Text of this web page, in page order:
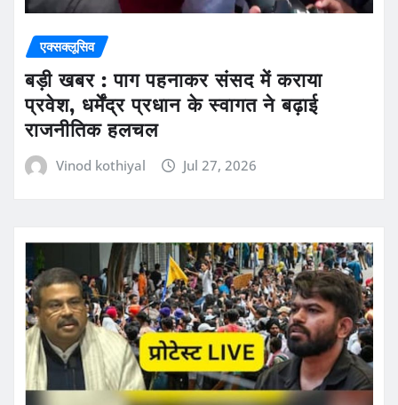
एक्सक्लूसिव
बड़ी खबर : पाग पहनाकर संसद में कराया
प्रवेश, धर्मेंद्र प्रधान के स्वागत ने बढ़ाई
राजनीतिक हलचल
Vinod kothiyal Jul 27, 2026